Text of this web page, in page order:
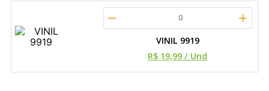
0
VINIL 9919
R$ 19,99 / Und